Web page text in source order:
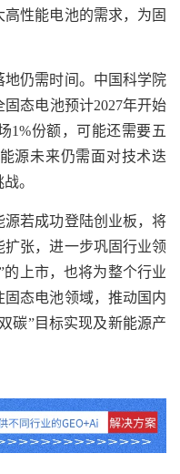
性能电池的需求，为固
仍需时间。中国科学院
态电池预计2027年开始
1%份额，可能还需要五
源未来仍需面对技术迭
。
若成功登陆创业板，将
张，进一步巩固行业领
上市，也将为整个行业
态电池领域，推动国内
碳”目标实现及新能源产